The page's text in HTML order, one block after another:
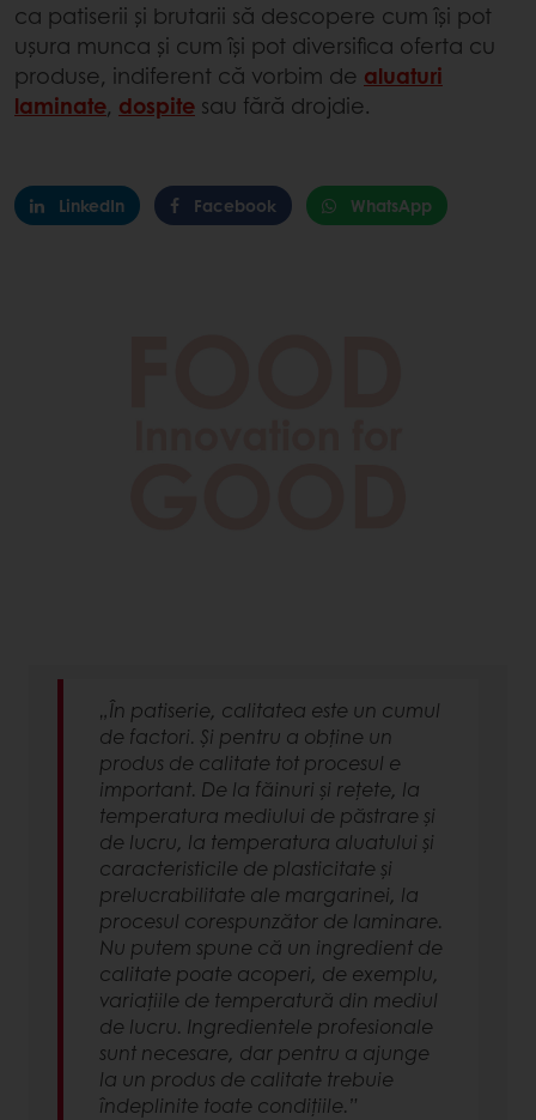
ca patiserii și brutarii să descopere cum își pot
ușura munca și cum își pot diversifica oferta cu
produse, indiferent că vorbim de aluaturi
laminate, dospite sau fără drojdie.
LinkedIn Facebook WhatsApp
„În patiserie, calitatea este un cumul
de factori. Și pentru a obține un
produs de calitate tot procesul e
important. De la făinuri și rețete, la
temperatura mediului de păstrare și
de lucru, la temperatura aluatului și
caracteristicile de plasticitate și
prelucrabilitate ale margarinei, la
procesul corespunzător de laminare.
Nu putem spune că un ingredient de
calitate poate acoperi, de exemplu,
variațiile de temperatură din mediul
de lucru. Ingredientele profesionale
sunt necesare, dar pentru a ajunge
la un produs de calitate trebuie
îndeplinite toate condițiile.”